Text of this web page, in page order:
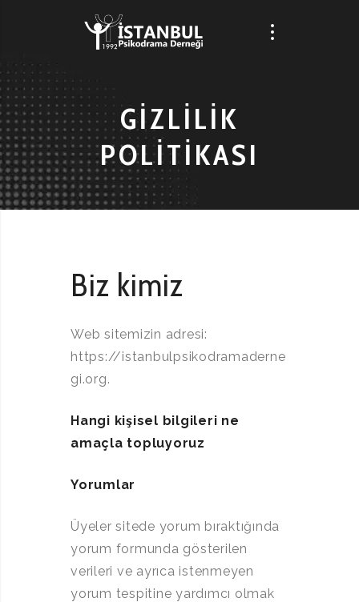
GIZLILIK
POLITIKASI
Biz kimiz
Web sitemizin adresi:
https://istanbulpsikodramaderne
gi.org.
Hangi kişisel bilgileri ne
amaçla topluyoruz
Yorumlar
Üyeler sitede yorum bıraktığında
yorum formunda gösterilen
verileri ve ayrıca istenmeyen
yorum tespitine yardımcı olmak